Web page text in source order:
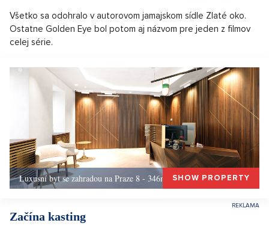
Všetko sa odohralo v autorovom jamajskom sídle Zlaté oko.
Ostatne Golden Eye bol potom aj názvom pre jeden z filmov
celej série.
Luxusní byt se zahradou na Praze 8 - 346m, Praha 8SHOW PROPERTY
Začína kasting